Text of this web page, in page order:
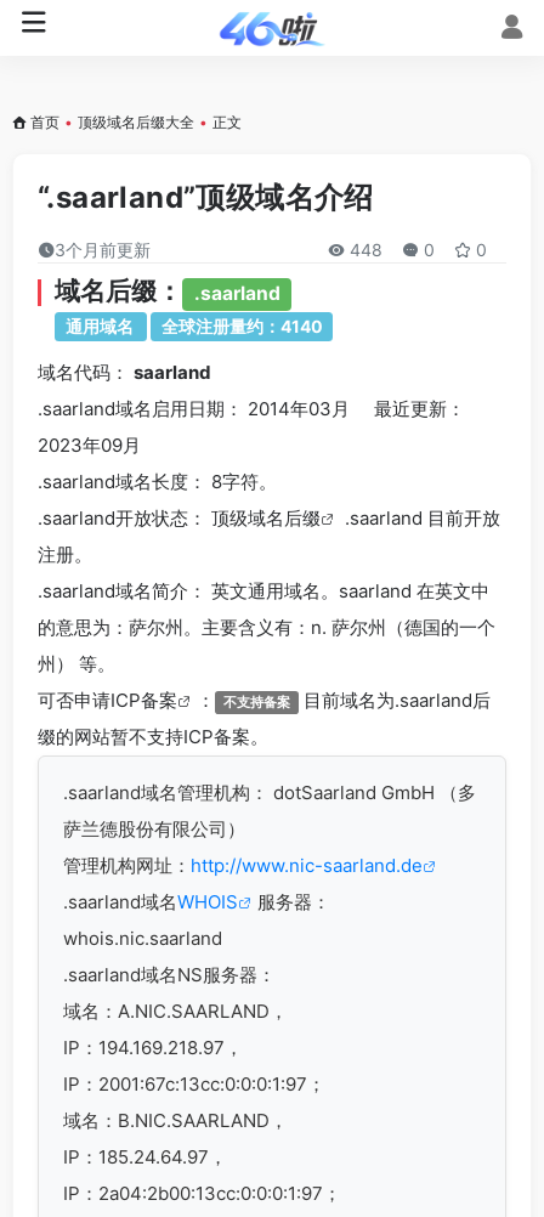
首页 • 顶级域名后缀大全 • 正文
“.saarland”顶级域名介绍
3个月前更新 448 0 0
域名后缀： .saarland
通用域名 全球注册量约：4140
域名代码： saarland
.saarland域名 启用日期： 2014年03月 最近更新：
2023年09月
.saarland域名长度： 8字符。
.saarland开放状态： 顶级域名后缀
.saarland 目前开放
注册。
.saarland域名简介： 英文通用域名。saarland 在英文中
的意思为：萨尔州。主要含义有：n. 萨尔州（德国的一个
州） 等。
可否申请ICP备案 ： 不支持备案 目前域名为.saarland后
缀的网站暂不支持ICP备案。
.saarland域名管理机构： dotSaarland GmbH （多
萨兰德股份有限公司）
管理机构网址： http://www.nic-saarland.de
.saarland域名WHOIS
服务器：
whois.nic.saarland
.saarland域名NS服务器：
域名：A.NIC.SAARLAND，
IP：194.169.218.97，
IP：2001:67c:13cc:0:0:0:1:97；
域名：B.NIC.SAARLAND，
IP：185.24.64.97，
IP：2a04:2b00:13cc:0:0:0:1:97；